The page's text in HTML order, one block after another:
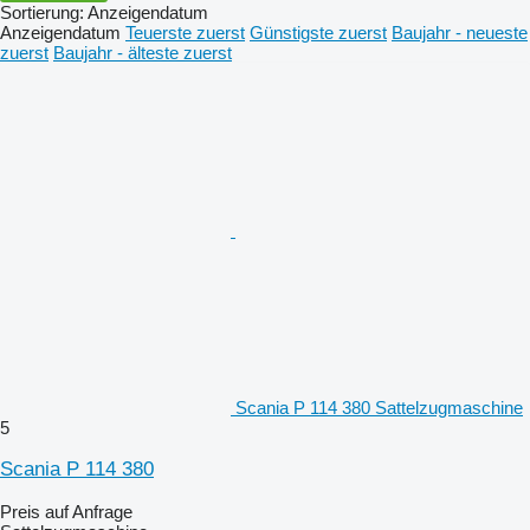
Sortierung: Anzeigendatum
Anzeigendatum Teuerste zuerst Günstigste zuerst Baujahr - neueste
zuerst Baujahr - älteste zuerst
Scania P 114 380 Sattelzugmaschine
5
Scania P 114 380
Preis auf Anfrage